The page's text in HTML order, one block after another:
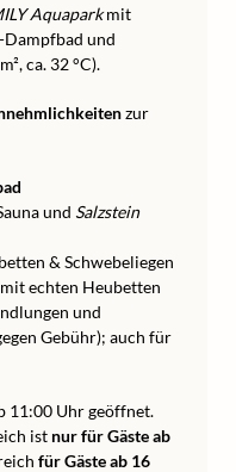
Aquaparkmit
und
ca. 32 °C).
zur
und Salzstein
& Schwebeliegen
echten Heubetten
und
Gebühr); auch für
11:00 Uhr geöffnet.
ist nur für Gäste ab
für Gäste ab 16